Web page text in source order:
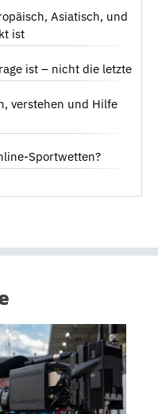
Asiatisch, und
ist
ist – nicht die letzte
verstehen und Hilfe
Sportwetten?